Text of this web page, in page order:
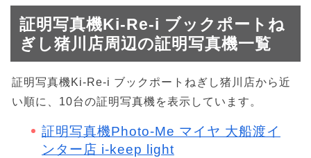
証明写真機Ki-Re-i ブックポートね
ぎし猪川店周辺の証明写真機一覧
証明写真機Ki-Re-i ブックポートねぎし猪川店から近
い順に、10台の証明写真機を表示しています。
証明写真機Photo-Me マイヤ 大船渡イ
ンター店 i-keep light